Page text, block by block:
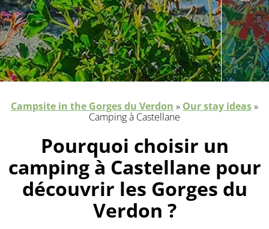
Campsite in the Gorges du Verdon » Our stay ideas»
Camping à Castellane
Pourquoi choisir un
camping à Castellane pour
découvrir les Gorges du
Verdon ?